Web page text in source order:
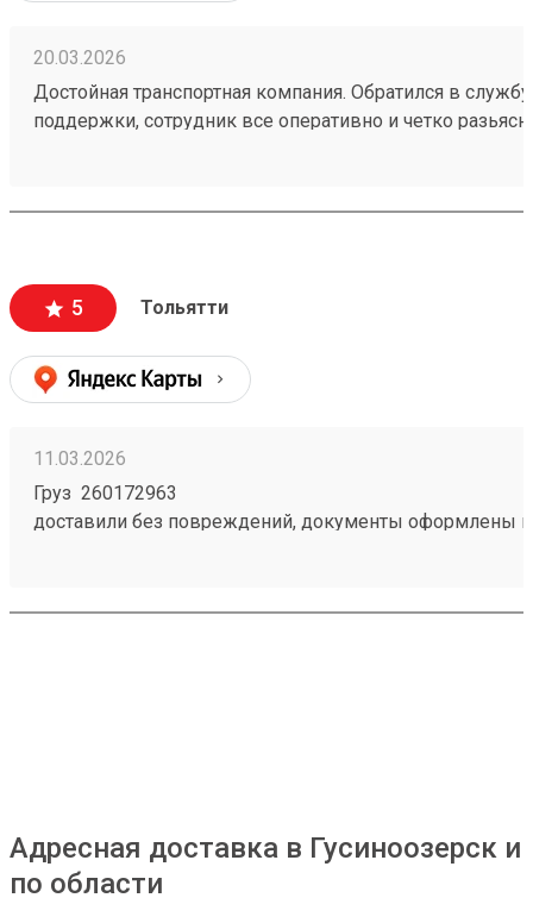
20.03.2026
Достойная транспортная компания. Обратился в службу
поддержки, сотрудник все оперативно и четко
5 Тольятти
11.03.2026
Груз 260172963
доставили без повреждений, документы оформлены
Адресная доставка в Гусиноозерск и
по области